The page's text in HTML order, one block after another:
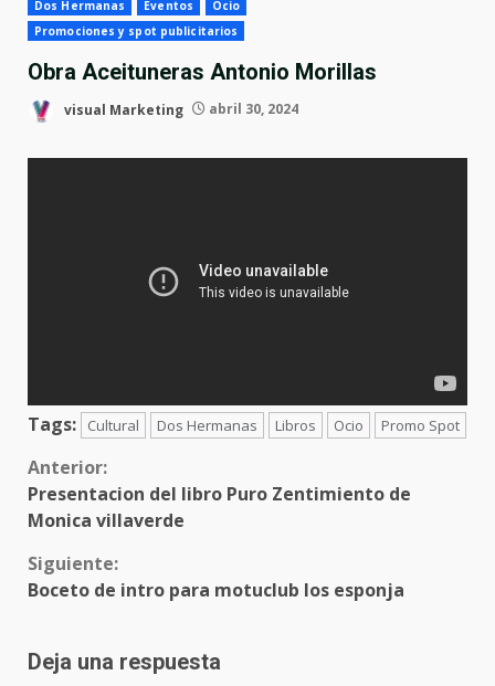
Dos Hermanas Eventos
Ocio
Promociones y spot publicitarios
Obra Aceituneras Antonio Morillas
visual Marketing abril 30, 2024
Tags: Cultural Dos Hermanas Libros Ocio Promo Spot
Sigue
leyendo
Anterior:
Presentacion del libro Puro Zentimiento de
Monica villaverde
Siguiente:
Boceto de intro para motuclub los esponja
Deja una respuesta